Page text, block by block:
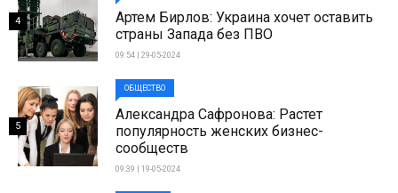
Артем Бирлов: Украина хочет оставить
страны Запада без ПВО
09:54 | 29-05-2024
4
ОБЩЕСТВО
Александра Сафронова: Растет
популярность женских бизнес-
сообществ
09:39 | 19-05-2024
5